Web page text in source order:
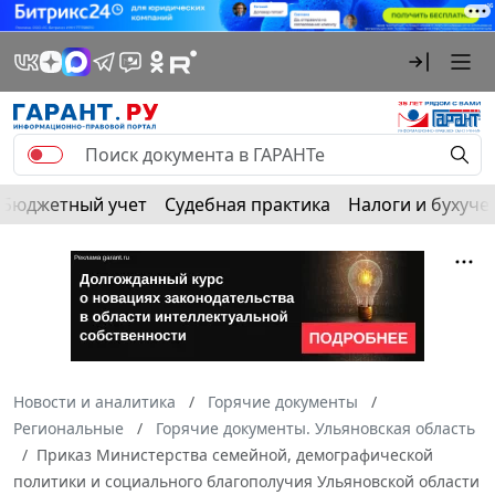
Бюджетный учет Судебная практика Налоги и
Новости и аналитика
Горячие документы
Региональные
Горячие документы. Ульяновская область
Приказ Министерства семейной, демографической
политики и социального благополучия Ульяновской области